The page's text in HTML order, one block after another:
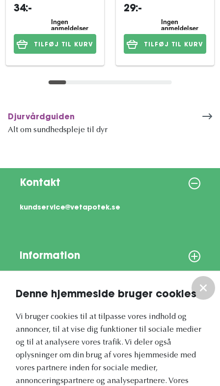
Denne hjemmeside bruger cookies
Vi bruger cookies til at tilpasse vores indhold og
annoncer, til at vise dig funktioner til sociale medier
og til at analysere vores trafik. Vi deler også
oplysninger om din brug af vores hjemmeside med
vores partnere inden for sociale medier,
annonceringspartnere og analysepartnere. Vores
34:-
TILFØJ TIL KURV
29:-
TILFØJ TIL KURV
Djurvårdguiden
Alt om sundhedspleje til dyr
Kontakt
kundservice@vetapotek.se
Information
Vores nyhedsbrev
Vetapotek.dk er en del af